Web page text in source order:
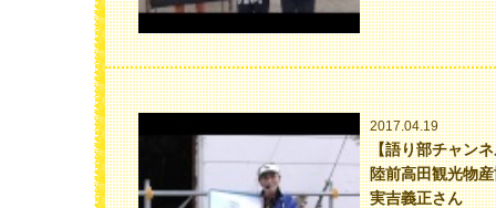
2017.04.19
【語り部チャン
陸前高田観光物
実吉義正さん